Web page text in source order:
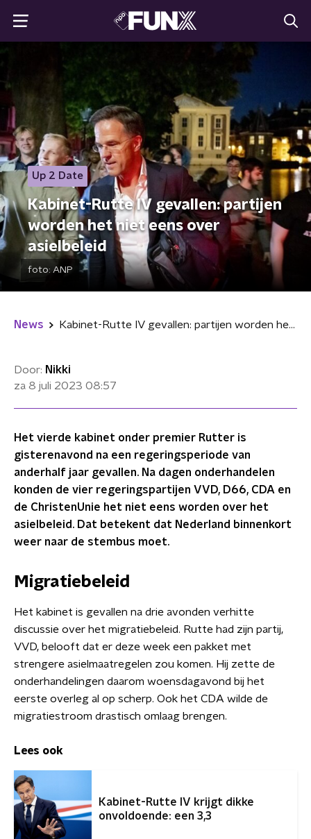
Up 2 Date
Kabinet-Rutte IV gevallen: partijen
worden het niet eens over
asielbeleid
foto: ANP
News Kabinet-Rutte IV gevallen: partijen worden het niet eens over asielbeleid
Door: Nikki
za 8 juli 2023 08:57
Het vierde kabinet onder premier Rutter is
gisterenavond na een regeringsperiode van
anderhalf jaar gevallen. Na dagen onderhandelen
konden de vier regeringspartijen VVD, D66, CDA en
de ChristenUnie het niet eens worden over het
asielbeleid. Dat betekent dat Nederland binnenkort
weer naar de stembus moet.
Migratiebeleid
Het kabinet is gevallen na drie avonden verhitte
discussie over het migratiebeleid. Rutte had zijn partij,
VVD, belooft dat er deze week een pakket met
strengere asielmaatregelen zou komen. Hij zette de
onderhandelingen daarom woensdagavond bij het
eerste overleg al op scherp. Ook het CDA wilde de
migratiestroom drastisch omlaag brengen.
Lees ook
Kabinet-Rutte IV krijgt dikke
onvoldoende: een 3,3